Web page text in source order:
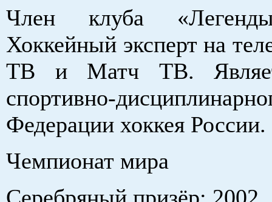
Член клуба
Хоккейный эксперт на
ТВ и Матч ТВ.
спортивно-
Федерации хоккея России.
Чемпионат мира